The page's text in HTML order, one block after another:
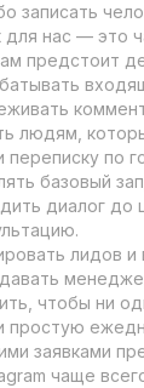
записать
для нас — это
предстоит
людям,
переписку по
базовый
диалог до
лидов
чтобы ни
простую
заявками
чаще